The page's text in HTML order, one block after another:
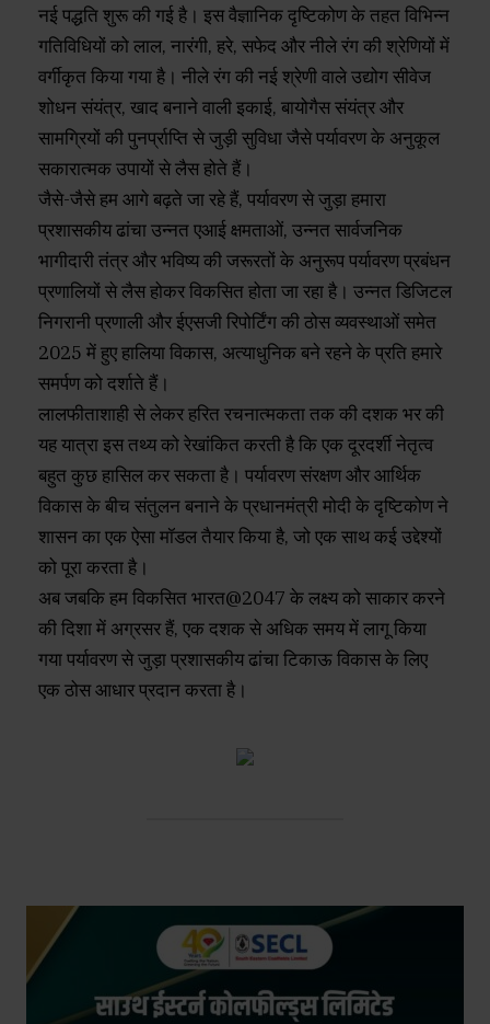
नई पद्धति शुरू की गई है। इस वैज्ञानिक दृष्टिकोण के तहत विभिन्न
गतिविधियों को लाल, नारंगी, हरे, सफेद और नीले रंग की श्रेणियों में
वर्गीकृत किया गया है। नीले रंग की नई श्रेणी वाले उद्योग सीवेज
शोधन संयंत्र, खाद बनाने वाली इकाई, बायोगैस संयंत्र और
सामग्रियों की पुनर्प्राप्ति से जुड़ी सुविधा जैसे पर्यावरण के अनुकूल
सकारात्मक उपायों से लैस होते हैं।
जैसे-जैसे हम आगे बढ़ते जा रहे हैं, पर्यावरण से जुड़ा हमारा
प्रशासकीय ढांचा उन्नत एआई क्षमताओं, उन्नत सार्वजनिक
भागीदारी तंत्र और भविष्य की जरूरतों के अनुरूप पर्यावरण प्रबंधन
प्रणालियों से लैस होकर विकसित होता जा रहा है। उन्नत डिजिटल
निगरानी प्रणाली और ईएसजी रिपोर्टिंग की ठोस व्यवस्थाओं समेत
2025 में हुए हालिया विकास, अत्याधुनिक बने रहने के प्रति हमारे
समर्पण को दर्शाते हैं।
लालफीताशाही से लेकर हरित रचनात्मकता तक की दशक भर की
यह यात्रा इस तथ्य को रेखांकित करती है कि एक दूरदर्शी नेतृत्व
बहुत कुछ हासिल कर सकता है। पर्यावरण संरक्षण और आर्थिक
विकास के बीच संतुलन बनाने के प्रधानमंत्री मोदी के दृष्टिकोण ने
शासन का एक ऐसा मॉडल तैयार किया है, जो एक साथ कई उद्देश्यों
को पूरा करता है।
अब जबकि हम विकसित भारत@2047 के लक्ष्य को साकार करने
की दिशा में अग्रसर हैं, एक दशक से अधिक समय में लागू किया
गया पर्यावरण से जुड़ा प्रशासकीय ढांचा टिकाऊ विकास के लिए
एक ठोस आधार प्रदान करता है।